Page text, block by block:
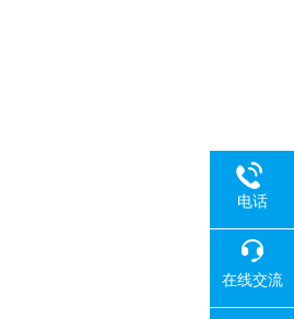
电话
在线交流